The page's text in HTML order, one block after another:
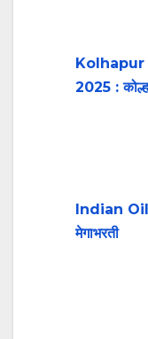
2025 :
Indian Oil
मेगाभरती